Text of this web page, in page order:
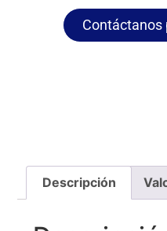
Contáctanos
Descripción